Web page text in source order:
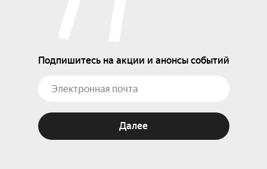
Подпишитесь на акции и анонсы событий
Далее